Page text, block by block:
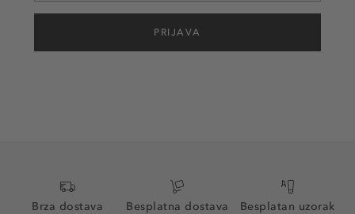
PRIJAVA
Brza dostava
Besplatna dostava
Besplatan uzorak